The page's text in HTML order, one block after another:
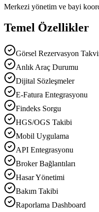
Merkezi yönetim ve bayi
Temel Özellikler
Görsel Rezervasyon
Anlık Araç Durumu
Dijital Sözleşmeler
E-Fatura Entegrasyonu
Findeks Sorgu
HGS/OGS Takibi
Mobil Uygulama
API Entegrasyonu
Broker Bağlantıları
Hasar Yönetimi
Bakım Takibi
Raporlama Dashboard